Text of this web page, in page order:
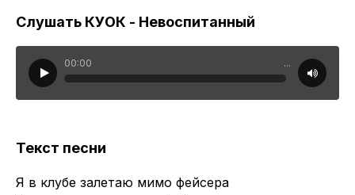
Слушать КУОК - Невоспитанный
00:00 ...
Текст песни
Я в клубе залетаю мимо фейсера